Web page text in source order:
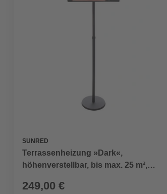
SUNRED
Terrassenheizung »Dark«,
höhenverstellbar, bis max. 25 m²,
249,00 €